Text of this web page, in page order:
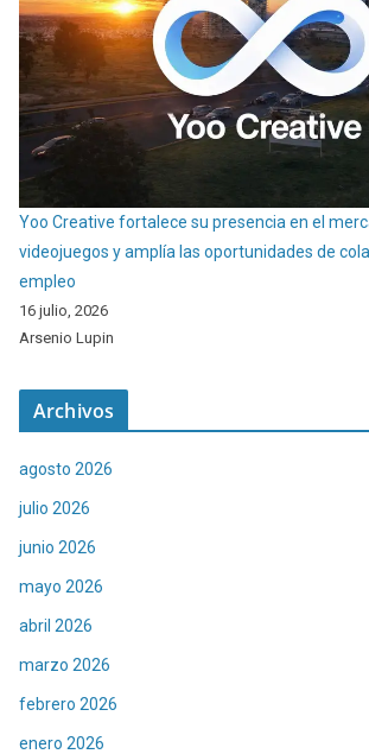
Yoo Creative fortalece su presencia en el
videojuegos y amplía las oportunidades de
empleo
16 julio, 2026
Arsenio Lupin
Archivos
agosto 2026
julio 2026
junio 2026
mayo 2026
abril 2026
marzo 2026
febrero 2026
enero 2026